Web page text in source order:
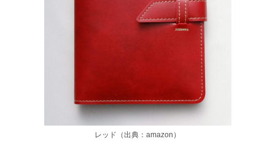
レッド（出典：amazon）